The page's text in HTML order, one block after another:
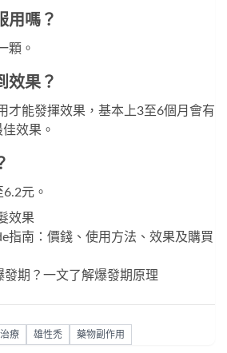
用嗎？
顆。
效果？
才能發揮效果，基本上3至6個月會有
效果。
元。
效果
指南：價錢、使用方法、效果及購買
期？一文了解爆發期原理
療 雄性禿 藥物副作用